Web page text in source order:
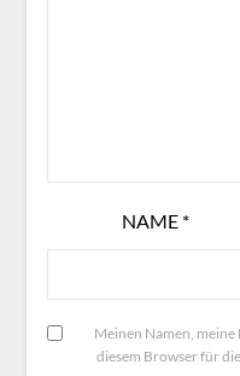
NAME *
Meinen Namen,
diesem Browser für